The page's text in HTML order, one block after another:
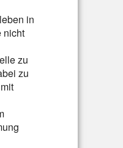
in
nicht
zu
zu